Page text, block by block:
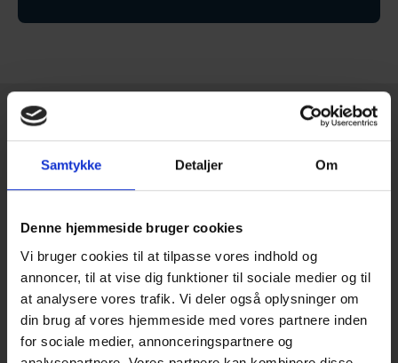
Samtykke Detaljer Om
Denne hjemmeside bruger cookies
Vi bruger cookies til at tilpasse vores indhold og
annoncer, til at vise dig funktioner til sociale medier og til
at analysere vores trafik. Vi deler også oplysninger om
din brug af vores hjemmeside med vores partnere inden
for sociale medier, annonceringspartnere og
Vi hjælper dig og din virksomhed med
IVÆRKSÆTTERI